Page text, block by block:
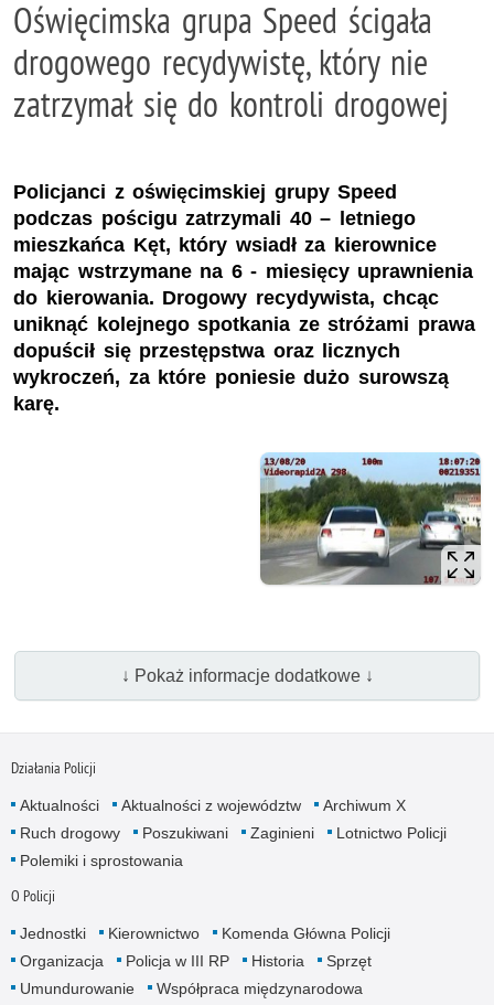
Oświęcimska grupa Speed ścigała
drogowego recydywistę, który nie
zatrzymał się do kontroli drogowej
Policjanci z oświęcimskiej grupy Speed
podczas pościgu zatrzymali 40 – letniego
mieszkańca Kęt, który wsiadł za kierownice
mając wstrzymane na 6 - miesięcy uprawnienia
do kierowania. Drogowy recydywista, chcąc
uniknąć kolejnego spotkania ze stróżami prawa
dopuścił się przestępstwa oraz licznych
wykroczeń, za które poniesie dużo surowszą
karę.
↓ Pokaż informacje dodatkowe ↓
Działania Policji
Aktualności Aktualności z województw
Archiwum X
Ruch drogowy
Poszukiwani Zaginieni
Lotnictwo Policji
Polemiki i sprostowania
O Policji
Jednostki Kierownictwo
Komenda Główna Policji
Organizacja
Policja w III RP Historia
Sprzęt
Umundurowanie
Współpraca międzynarodowa